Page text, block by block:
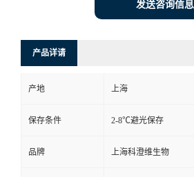
发送咨询信息
产品详请
产地 上海
保存条件 2-8℃避光保存
品牌 上海科澄维生物